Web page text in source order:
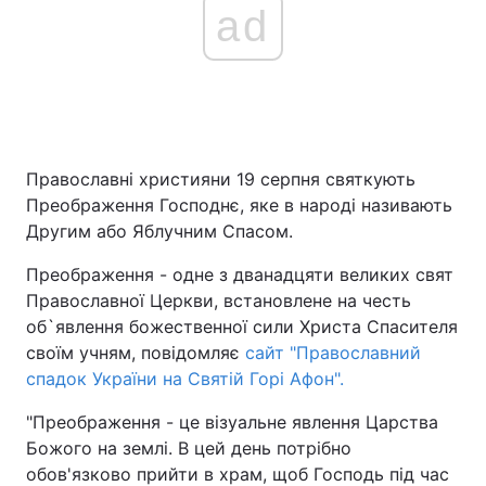
Головна Війна
Економіка Світ
ad
Православні християни 19 серпня святкують
Преображення Господнє, яке в народі називають
Другим або Яблучним Спасом.
Преображення - одне з дванадцяти великих свят
Православної Церкви, встановлене на честь
об`явлення божественної сили Христа Спасителя
своїм учням, повідомляє сайт "Православний
спадок України на Святій Горі Афон".
"Преображення - це візуальне явлення Царства
Божого на землі. В цей день потрібно
обов'язково прийти в храм, щоб Господь під час